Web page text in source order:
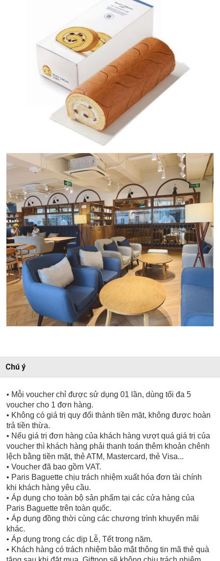
Chú ý
• Mỗi voucher chỉ được sử dụng 01 lần, dùng tối đa 5
voucher cho 1 đơn hàng.
• Không có giá trị quy đổi thành tiền mặt, không được hoàn
trả tiền thừa.
• Nếu giá trị đơn hàng của khách hàng vượt quá giá trị của
voucher thì khách hàng phải thanh toán thêm khoản chênh
lệch bằng tiền mặt, thẻ ATM, Mastercard, thẻ Visa...
• Voucher đã bao gồm VAT.
• Paris Baguette chịu trách nhiệm xuất hóa đơn tài chính
khi khách hàng yêu cầu.
• Áp dụng cho toàn bộ sản phẩm tại các cửa hàng của
Paris Baguette trên toàn quốc.
• Áp dụng đồng thời cùng các chương trình khuyến mãi
khác.
• Áp dụng trong các dịp Lễ, Tết trong năm.
• Khách hàng có trách nhiệm bảo mật thông tin mã thẻ quà